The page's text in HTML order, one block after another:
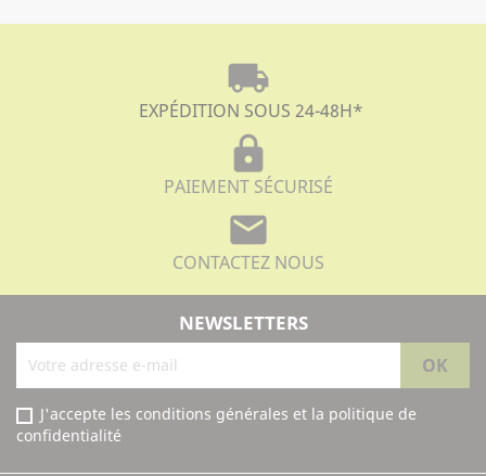
local_shipping
EXPÉDITION SOUS 24-48H*
lock
PAIEMENT SÉCURISÉ
mail
CONTACTEZ NOUS
NEWSLETTERS
J'accepte les conditions générales et la politique de
confidentialité